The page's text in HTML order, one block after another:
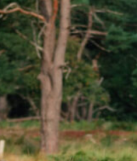
voor
Van
jouw
wet- en
in alle